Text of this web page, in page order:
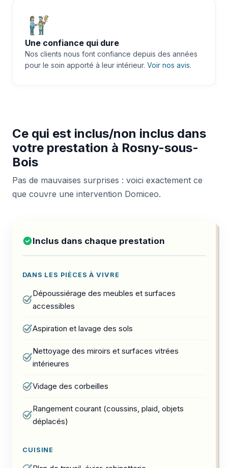
Une confiance qui dure
Nos clients nous font confiance depuis des années
pour le soin apporté à leur intérieur. Voir nos avis.
Ce qui est inclus/non inclus dans
votre prestation à Rosny-sous-
Bois
Pas de mauvaises surprises : voici exactement ce
que couvre une intervention Domiceo.
Inclus dans chaque prestation
DANS LES PIÈCES À VIVRE
Dépoussiérage des meubles et surfaces
accessibles
Aspiration et lavage des sols
Nettoyage des miroirs et surfaces vitrées
intérieures
Vidage des corbeilles
Rangement courant (coussins, plaid, objets
déplacés)
CUISINE